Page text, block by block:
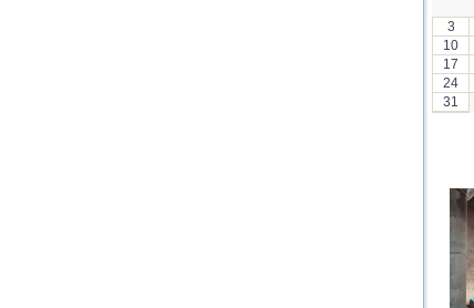
3
10
17
24
31